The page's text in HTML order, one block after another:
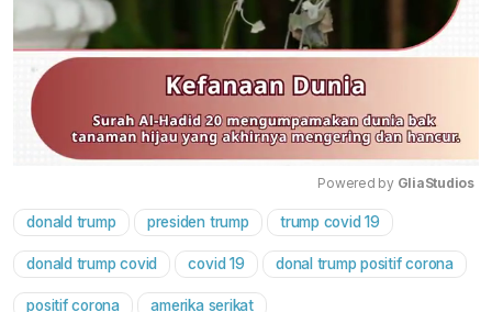
Powered by GliaStudios
donald trump presiden trump trump covid 19
donald trump covid covid 19 donal trump positif corona
positif corona amerika serikat